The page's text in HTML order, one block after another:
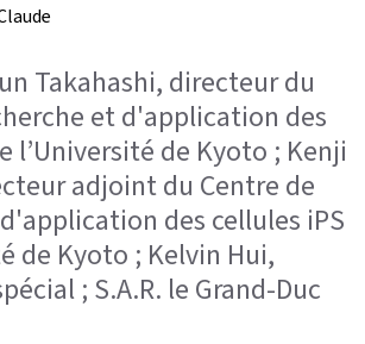
Takahashi, directeur du
et d'application des
l’Université de Kyoto ; Kenji
adjoint du Centre de
des cellules iPS
de Kyoto ; Kelvin Hui,
; S.A.R. le Grand-Duc